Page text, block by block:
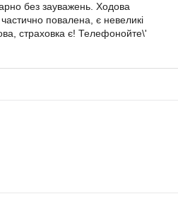
без зауважень. Ходова
повалена, є невеликі
страховка є! Телефонойте\'